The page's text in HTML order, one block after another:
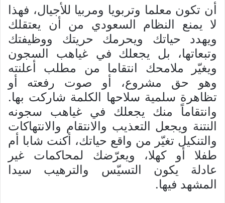
أن تكون معلما وتربويا ومربيا للأجيال، فهذا
لا يمنع النظام السعودي من أن يعتقلك
ويهدد حياتك ويحرمك حريتك ووظيفتك
وتبعاتها، بل يجعلك في غياهب السجون
ويغيّر ملامحك انتقاما من مطلب أعلنته
وهو حق مشروع، أو صوت رفعته أو
تظاهرة سلمية سلاحها الكلمة شاركت بها.
وانتقاماً منك يجعلك في غياهب سجونه
النتنة ويجعل التعذيب والانتقام والانتهاكات
والتنكيل تغيّر من واقع حياتك، أكنت شابا أم
طفلا أو كهلا، ويعرّضك لمحاكمات غير
عادلة يكون التسيّس والترهيب سيدا
المشهد فيها.